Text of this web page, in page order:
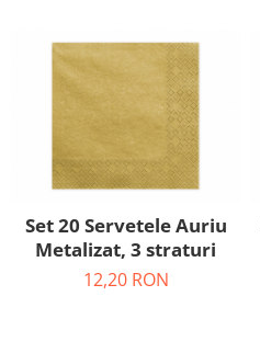
Set 20 Servetele Auriu
Metalizat, 3 straturi
12,20 RON